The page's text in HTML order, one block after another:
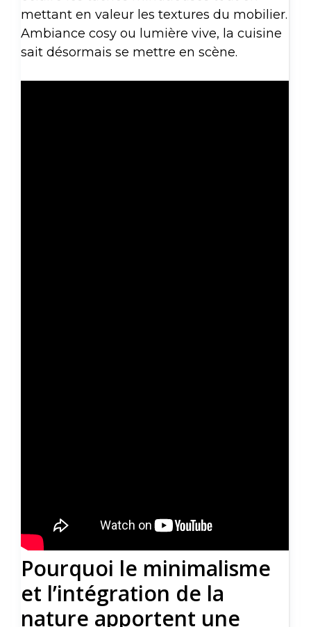
mettant en valeur les textures du mobilier.
Ambiance cosy ou lumière vive, la cuisine
sait désormais se mettre en scène.
Pourquoi le minimalisme
et l’intégration de la
nature apportent une